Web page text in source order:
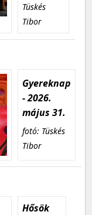
Tüskés
Tibor
Gyereknap
- 2026.
május 31.
fotó: Tüskés
Tibor
Hősök